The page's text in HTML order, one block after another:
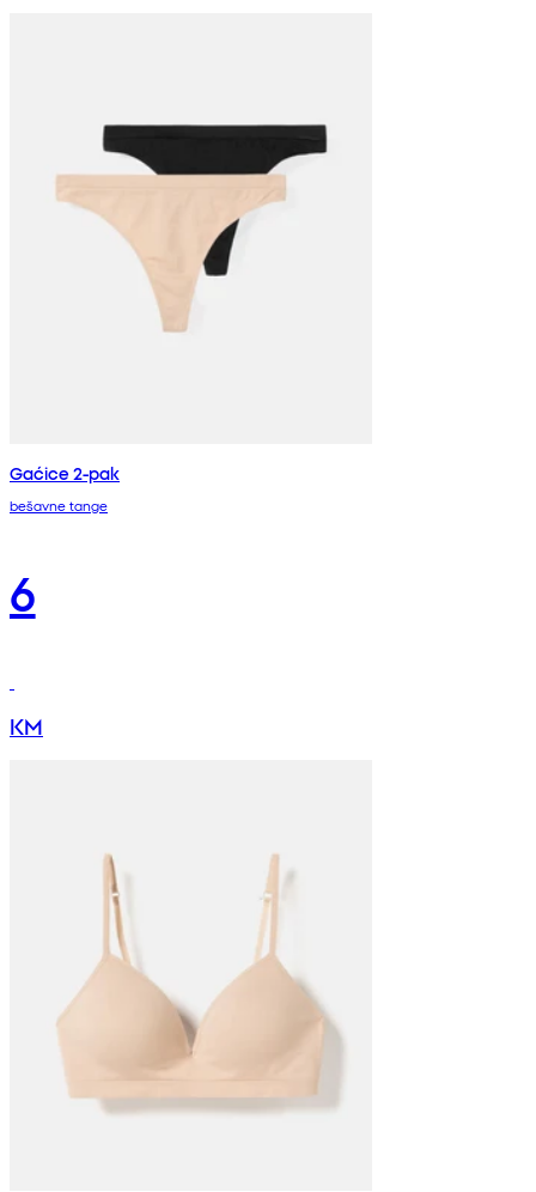
Gaćice 2-pak
bešavne tange
6
KM